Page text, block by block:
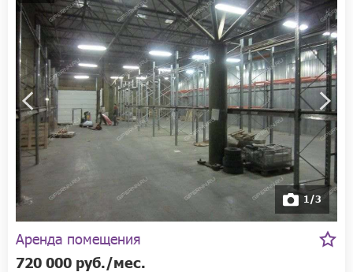
1/3
Аренда помещения
720 000 руб./мес.